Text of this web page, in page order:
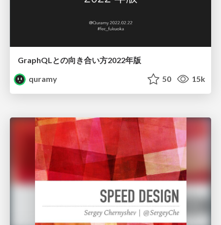
GraphQLとの向き合い方2022年版
quramy
50 15k